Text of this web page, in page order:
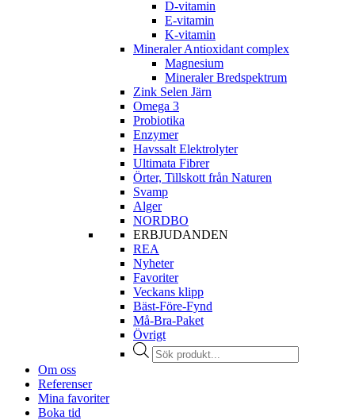
D-vitamin
E-vitamin
K-vitamin
Mineraler Antioxidant complex
Magnesium
Mineraler Bredspektrum
Zink Selen Järn
Omega 3
Probiotika
Enzymer
Havssalt Elektrolyter
Ultimata Fibrer
Örter, Tillskott från Naturen
Svamp
Alger
NORDBO
ERBJUDANDEN
REA
Nyheter
Favoriter
Veckans klipp
Bäst-Före-Fynd
Må-Bra-Paket
Övrigt
Products
search
Om oss
Referenser
Mina favoriter
Boka tid